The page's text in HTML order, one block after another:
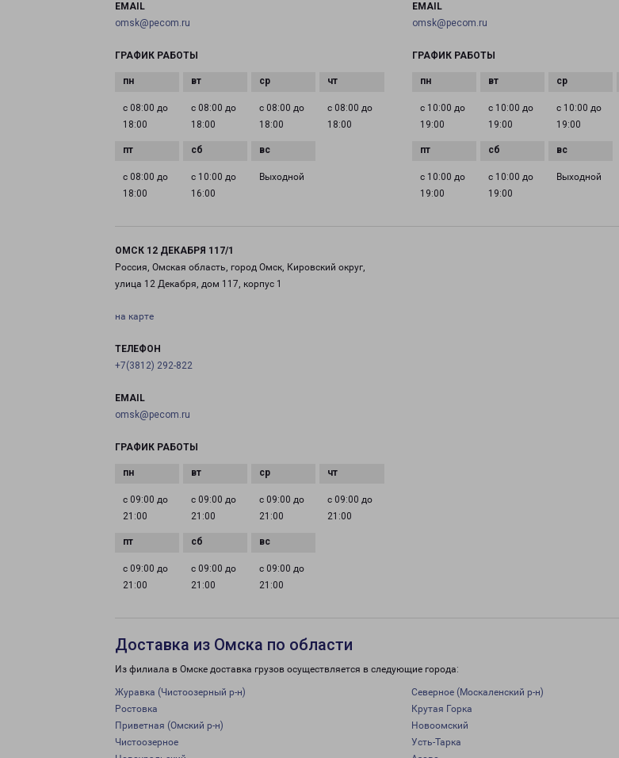
EMAIL
omsk@pecom.ru
ГРАФИК РАБОТЫ
с 08:00 до
18:00
с 08:00 до
18:00
с 08:00 до
18:00
с 08:00 до
18:00
с 08:00 до
18:00
с 10:00 до
16:00
Выходной
EMAIL
omsk@pecom.ru
ГРАФИК РАБОТЫ
с 10:00 до
19:00
с 10:00 до
19:00
с 10:00 до
19:00
с 10:00 до
19:00
с 10:00 до
19:00
Выходной
ОМСК 12 ДЕКАБРЯ 117/1
Россия, Омская область, город Омск, Кировский округ,
улица 12 Декабря, дом 117, корпус 1
на карте
ТЕЛЕФОН
+7(3812) 292-822
EMAIL
omsk@pecom.ru
ГРАФИК РАБОТЫ
с 09:00 до
21:00
с 09:00 до
21:00
с 09:00 до
21:00
с 09:00 до
21:00
с 09:00 до
21:00
с 09:00 до
21:00
с 09:00 до
21:00
Доставка из Омска по области
Из филиала в Омске доставка грузов осуществляется в следующие города:
Журавка (Чистоозерный р-н) Северное (Москаленский р-н)
Ростовка
Крутая Горка
Приветная (Омский р-н)
Новоомский
Чистоозерное
Усть-Тарка